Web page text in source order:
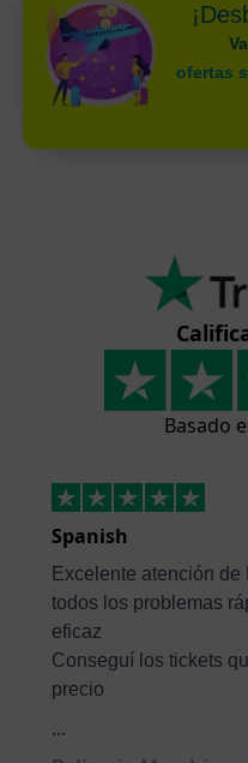
ofertas
Basado
Spanish
Excelente atención
todos los problemas
eficaz
Conseguí los tickets
precio
...